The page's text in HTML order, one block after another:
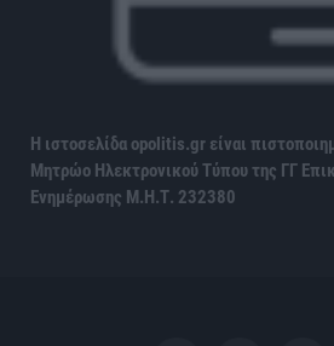
Η ιστοσελίδα opolitis.gr είναι
Μητρώο Ηλεκτρονικού Τύπου της ΓΓ
Ενημέρωσης Μ.Η.Τ. 232380